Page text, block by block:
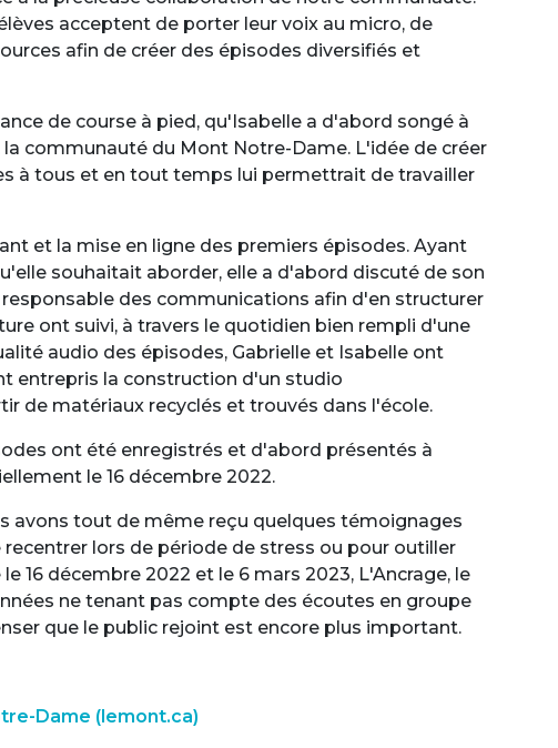
acceptent de porter leur voix au micro, de
afin de créer des épisodes diversifiés et
de course à pied, qu'Isabelle a d'abord songé à
communauté du Mont Notre-Dame. L'idée de créer
à tous et en tout temps lui permettrait de travailler
et la mise en ligne des premiers épisodes. Ayant
souhaitait aborder, elle a d'abord discuté de son
des communications afin d'en structurer
ont suivi, à travers le quotidien bien rempli d'une
audio des épisodes, Gabrielle et Isabelle ont
entrepris la construction d'un studio
de matériaux recyclés et trouvés dans l'école.
ont été enregistrés et d'abord présentés à
le 16 décembre 2022.
avons tout de même reçu quelques témoignages
lors de période de stress ou pour outiller
16 décembre 2022 et le 6 mars 2023, L'Ancrage, le
ne tenant pas compte des écoutes en groupe
que le public rejoint est encore plus important.
Dame (lemont.ca)